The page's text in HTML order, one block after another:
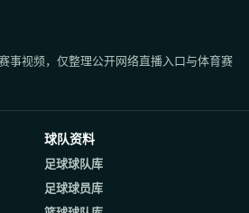
事视频，仅整理公开网络直播入口与体育赛
球队资料
足球球队库
足球球员库